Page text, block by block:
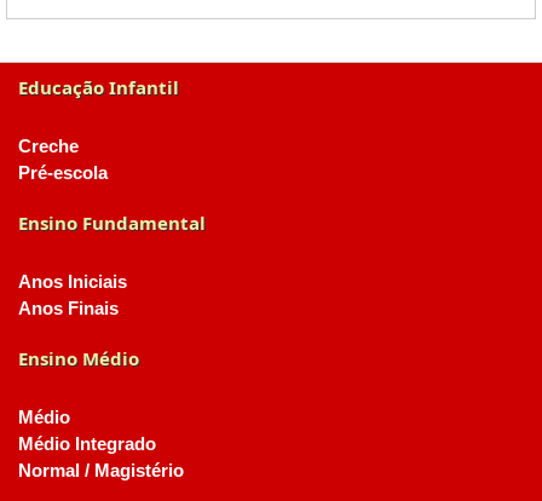
Educação Infantil
Creche
Pré-escola
Ensino Fundamental
Anos Iniciais
Anos Finais
Ensino Médio
Médio
Médio Integrado
Normal / Magistério